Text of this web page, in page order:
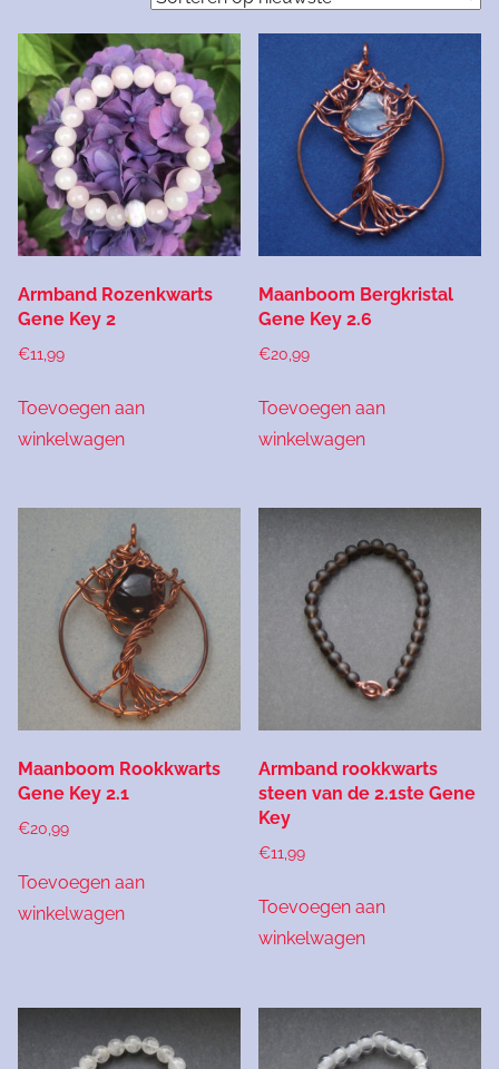
nieuwste
Armband Rozenkwarts
Gene Key 2
€11,99
Toevoegen aan
winkelwagen
Maanboom Bergkristal
Gene Key 2.6
€20,99
Toevoegen aan
winkelwagen
Maanboom Rookkwarts
Gene Key 2.1
€20,99
Toevoegen aan
winkelwagen
Armband rookkwarts
steen van de 2.1ste Gene
Key
€11,99
Toevoegen aan
winkelwagen